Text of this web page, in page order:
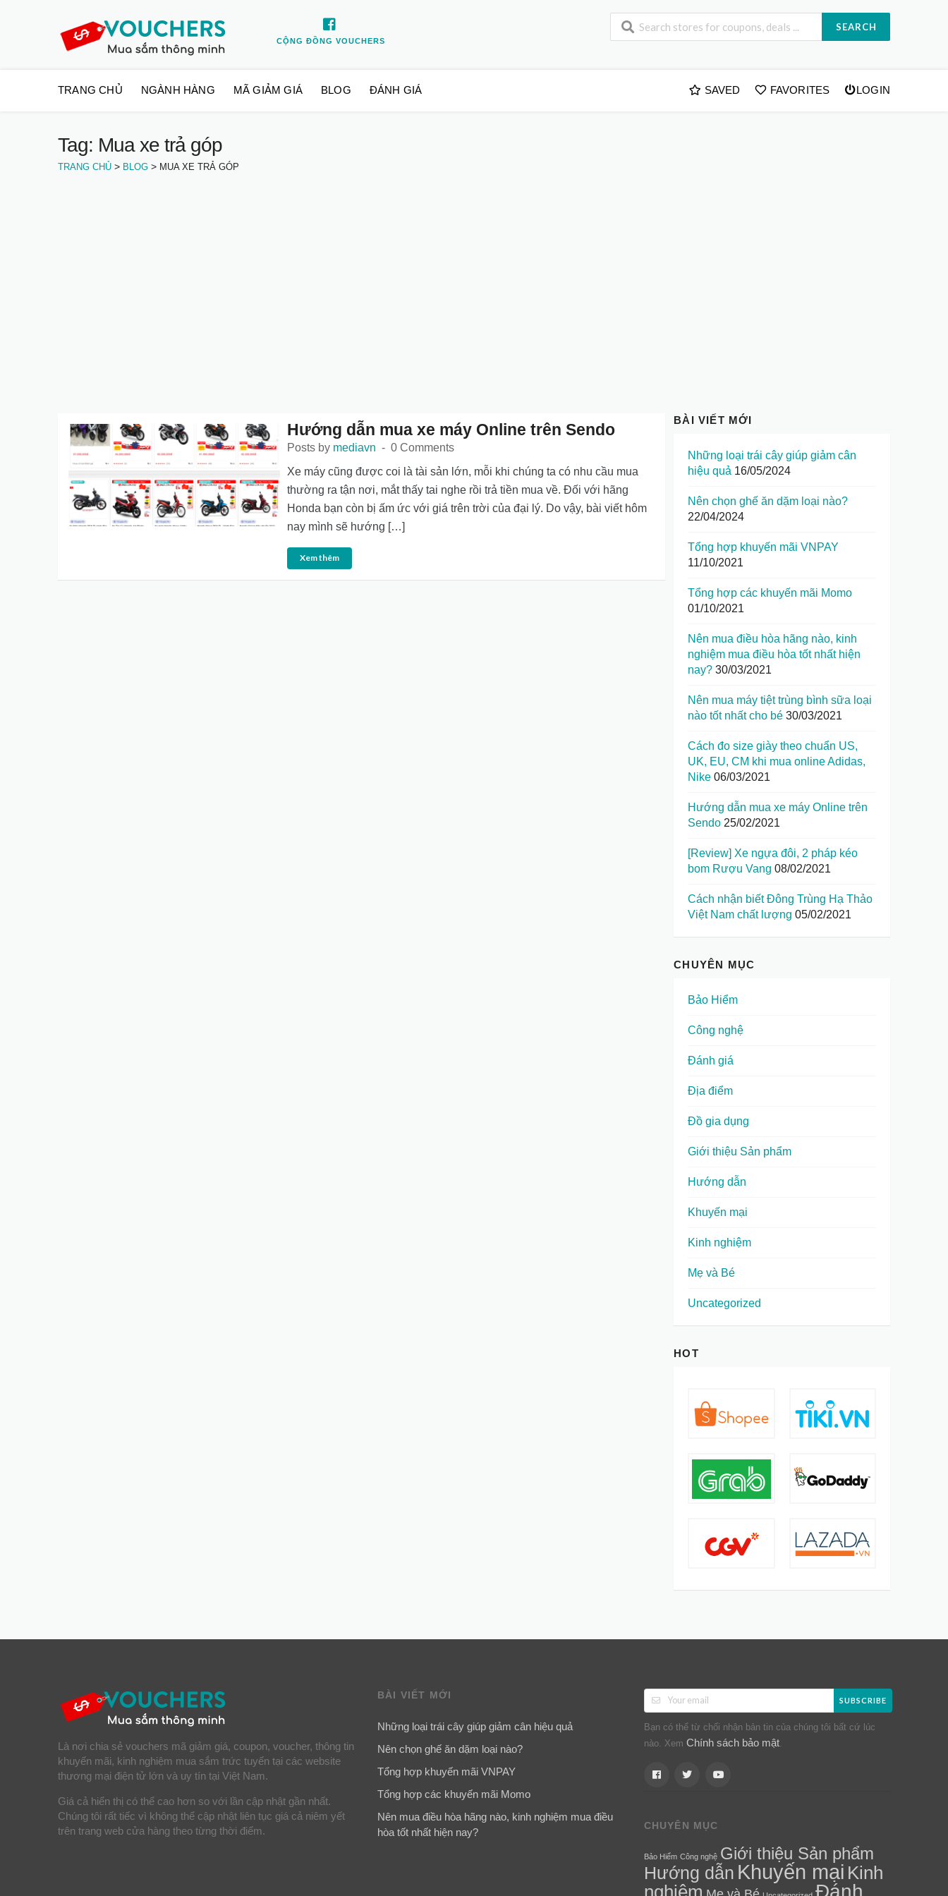
CỘNG ĐỒNG VOUCHERS
SEARCH
to
TRANG CHỦ NGÀNH HÀNG MÃ GIẢM GIÁ BLOG ĐÁNH GIÁ SAVED FAVORITES LOGIN
Tag: Mua xe trả góp
TRANG CHỦ > BLOG > MUA XE TRẢ GÓP
Hướng dẫn mua xe máy Online trên Sendo
Posts by mediavn
0 Comments
Xe máy cũng được coi là tài sản lớn, mỗi khi chúng ta có nhu cầu mua
thường ra tận nơi, mắt thấy tai nghe rồi trả tiền mua về. Đối với hãng
Honda bạn còn bị ấm ức với giá trên trời của đại lý. Do vậy, bài viết hôm
nay mình sẽ hướng […]
Xem thêm
BÀI VIẾT MỚI
Những loại trái cây giúp giảm cân
hiệu quả 16/05/2024
Nên chọn ghế ăn dặm loại nào?
22/04/2024
Tổng hợp khuyến mãi VNPAY
11/10/2021
Tổng hợp các khuyến mãi Momo
01/10/2021
Nên mua điều hòa hãng nào, kinh
nghiệm mua điều hòa tốt nhất hiện
nay? 30/03/2021
Nên mua máy tiệt trùng bình sữa loại
nào tốt nhất cho bé 30/03/2021
Cách đo size giày theo chuẩn US,
UK, EU, CM khi mua online Adidas,
Nike 06/03/2021
Hướng dẫn mua xe máy Online trên
Sendo 25/02/2021
[Review] Xe ngựa đôi, 2 pháp kéo
bom Rượu Vang 08/02/2021
Cách nhận biết Đông Trùng Hạ Thảo
Việt Nam chất lượng 05/02/2021
CHUYÊN MỤC
Bảo Hiểm
Công nghệ
Đánh giá
Địa điểm
Đồ gia dụng
Giới thiệu Sản phẩm
Hướng dẫn
Khuyến mại
Kinh nghiệm
Mẹ và Bé
Uncategorized
HOT
Là nơi chia sẻ vouchers mã giảm giá, coupon, voucher, thông tin
khuyến mãi, kinh nghiệm mua sắm trức tuyến tại các website
thương mại điện tử lớn và uy tín tại Việt Nam.
Giá cả hiển thị có thể cao hơn so với lần cập nhật gần nhất.
Chúng tôi rất tiếc vì không thể cập nhật liên tục giá cả niêm yết
trên trang web cửa hàng theo từng thời điểm.
BÀI VIẾT MỚI
Những loại trái cây giúp giảm cân hiệu quả
Nên chọn ghế ăn dặm loại nào?
Tổng hợp khuyến mãi VNPAY
Tổng hợp các khuyến mãi Momo
Nên mua điều hòa hãng nào, kinh nghiệm mua điều
hòa tốt nhất hiện nay?
SUBSCRIBE
Bạn có thể từ chối nhận bản tin của chúng tôi bất cứ lúc
nào. Xem Chính sách bảo mật.
CHUYÊN MỤC
Bảo Hiểm Công nghệ Giới thiệu Sản phẩm
Hướng dẫn Khuyến mại Kinh
nghiệm
Đánh